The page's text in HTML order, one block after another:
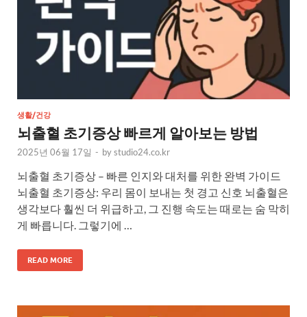
생활/건강
뇌출혈 초기증상 빠르게 알아보는 방법
2025년 06월 17일 - bystudio24.co.kr
뇌출혈 초기증상 – 빠른 인지와 대처를 위한 완벽 가이드
뇌출혈 초기증상: 우리 몸이 보내는 첫 경고 신호 뇌출혈은
생각보다 훨씬 더 위급하고, 그 진행 속도는 때로는 숨 막히
게 빠릅니다. 그렇기에 …
READ MORE